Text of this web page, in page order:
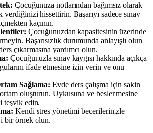
Çocuğunuza notlarından bağımsız olarak
verdiğinizi hissettirin. Başarıyı sadece sınav
kaçının.
Çocuğunuzdan kapasitesinin üzerinde
Başarısızlık durumunda anlayışlı olun
çıkarmasına yardımcı olun.
Çocuğunuzla sınav kaygısı hakkında açıkça
ifade etmesine izin verin ve onu
Sağlama: Evde ders çalışma için sakin
oluşturun. Uykusuna ve beslenmesine
teşvik edin.
Kendi stres yönetimi becerilerinizle
bir örnek olun.